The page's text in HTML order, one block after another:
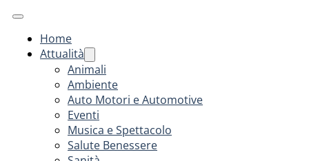
Home
Attualità
Animali
Ambiente
Auto Motori e Automotive
Eventi
Musica e Spettacolo
Salute Benessere